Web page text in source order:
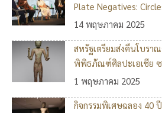
Plate Negatives:
14 พฤษภาคม 2025
สหรัฐเตรียมส่งคืนโบรา
พิพิธภัณฑ์ศิลปะเอเชีย
1 พฤษภาคม 2025
กิจกรรมพิเศษฉลอง